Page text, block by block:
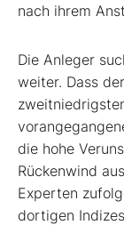
nach ihrem
Die Anleger
weiter. Dass
die hohe
Rückenwind
Experten
dortigen